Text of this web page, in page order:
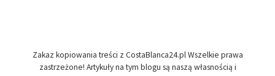
Zakaz kopiowania treści z CostaBlanca24.pl Wszelkie prawa
zastrzeżone! Artykuły na tym blogu są naszą własnością i